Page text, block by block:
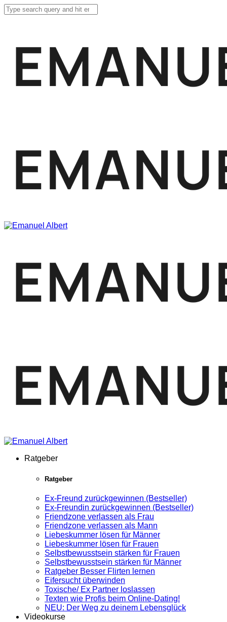
Ratgeber
Ratgeber
Ex-Freund zurückgewinnen (Bestseller)
Ex-Freundin zurückgewinnen (Bestseller)
Friendzone verlassen als Frau
Friendzone verlassen als Mann
Liebeskummer lösen für Männer
Liebeskummer lösen für Frauen
Selbstbewusstsein stärken für Frauen
Selbstbewusstsein stärken für Männer
Ratgeber Besser Flirten lernen
Eifersucht überwinden
Toxische/ Ex Partner loslassen
Texten wie Profis beim Online-Dating!
NEU: Der Weg zu deinem Lebensglück
Videokurse